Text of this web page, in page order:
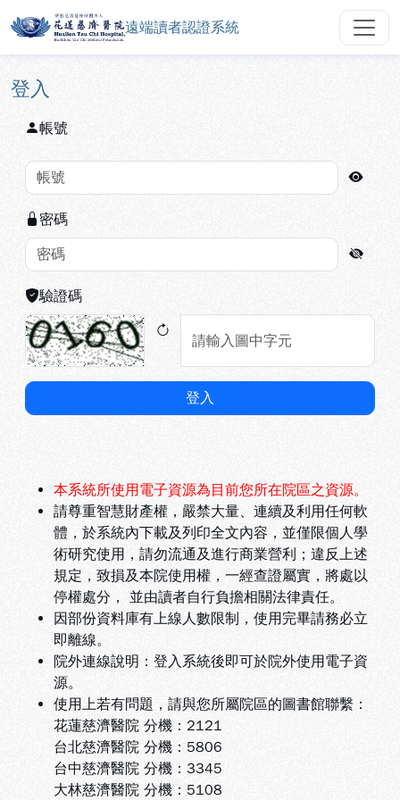
跳到主要內容
:::
花蓮慈濟醫院圖書館遠端讀者認
遠端讀者認證系統
:::
登入
帳號
密碼
驗證碼
登入
本系統所使用電子資源為目前您所在院區之資源。
請尊重智慧財產權，嚴禁大量、連續及利用任何軟
體，於系統內下載及列印全文內容，並僅限個人學
術研究使用，請勿流通及進行商業營利；違反上述
規定，致損及本院使用權，一經查證屬實，將處以
停權處分， 並由讀者自行負擔相關法律責任。
因部份資料庫有上線人數限制，使用完畢請務必立
即離線。
院外連線說明：登入系統後即可於院外使用電子資
源。
使用上若有問題，請與您所屬院區的圖書館聯繫：
花蓮慈濟醫院 分機：2121
台北慈濟醫院 分機：5806
台中慈濟醫院 分機：3345
大林慈濟醫院 分機：5108